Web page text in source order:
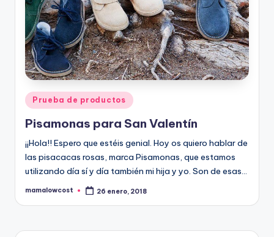
Publicado
en
Prueba de productos
Pisamonas para San Valentín
¡¡Hola!! Espero que estéis genial. Hoy os quiero hablar de
las pisacacas rosas, marca Pisamonas, que estamos
utilizando día sí y día también mi hija y yo. Son de esas…
Publicado
mamalowcost 26 enero, 2018